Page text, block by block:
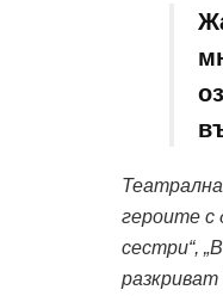
героите с
сестри“,